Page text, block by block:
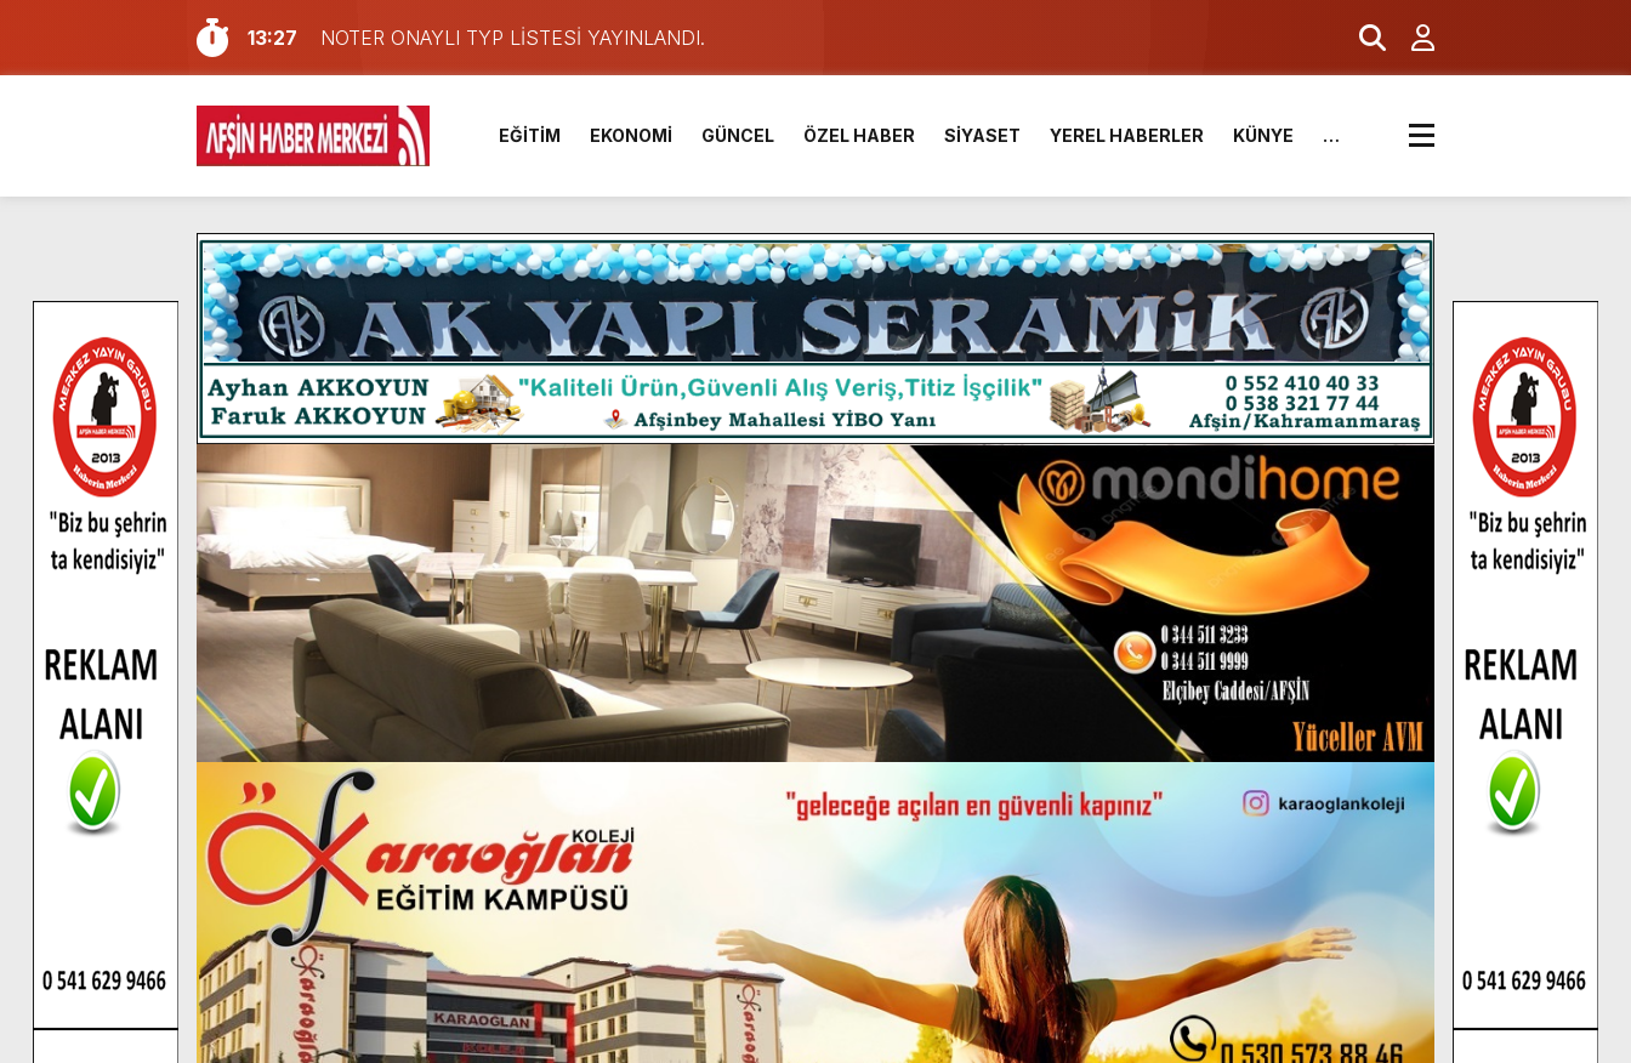
13:27
NOTER ONAYLI TYP LİSTESİ YAYINLANDI.
11:22
KAFUM Fuar Alanı Bulut ve Yavuz’un Ezgileriyle Şenlendi.
8:06
Afşinli bir hemşehrimizin de olduğu Filistin Konvoyu, güçlenerek ilerliyor.
14:05
Madrigal, Perşembe Günü KAFUM’da Sahne Alacak.
7:39
KEDİNİZ Mİ VAR?
7:27
Cumhurbaşkanı Erdoğan, Ayser Çalık Ortaokulu Şehitlerinin Aileleriyle Bir Araya Geldi.
13:57
Afşin Heyetinden Kaymakam Muammer Sarıdoğan’a Beşikdüzü’nde hayırlı olsun ziyareti.
10:34
Vatandaşlardan Ağustos Fuarı’na Tam Not.
16:48
Pusula Maraş Kamplarında 2 Bin Genç Doğa ve Bilimle Buluştu.
16:10
Uluslararası Bisiklet Yarışması’nda En Zorlu Etap Tamamlandı.
EĞİTİM EKONOMİ GÜNCEL ÖZEL HABER SİYASET YEREL HABERLER KÜNYE …